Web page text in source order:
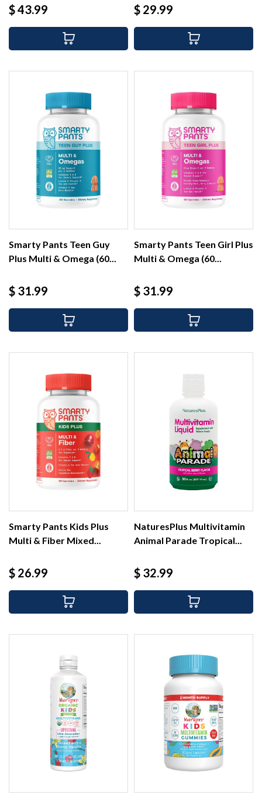
Precio
$ 43.99 Precio
$ 29.99
Smarty Pants Teen Guy
Plus Multi & Omega (60...
Precio
$ 31.99
Smarty Pants Teen Girl Plus
Multi & Omega (60...
Precio
$ 31.99
Smarty Pants Kids Plus
Multi & Fiber Mixed...
Precio
$ 26.99
NaturesPlus Multivitamin
Animal Parade Tropical...
Precio
$ 32.99